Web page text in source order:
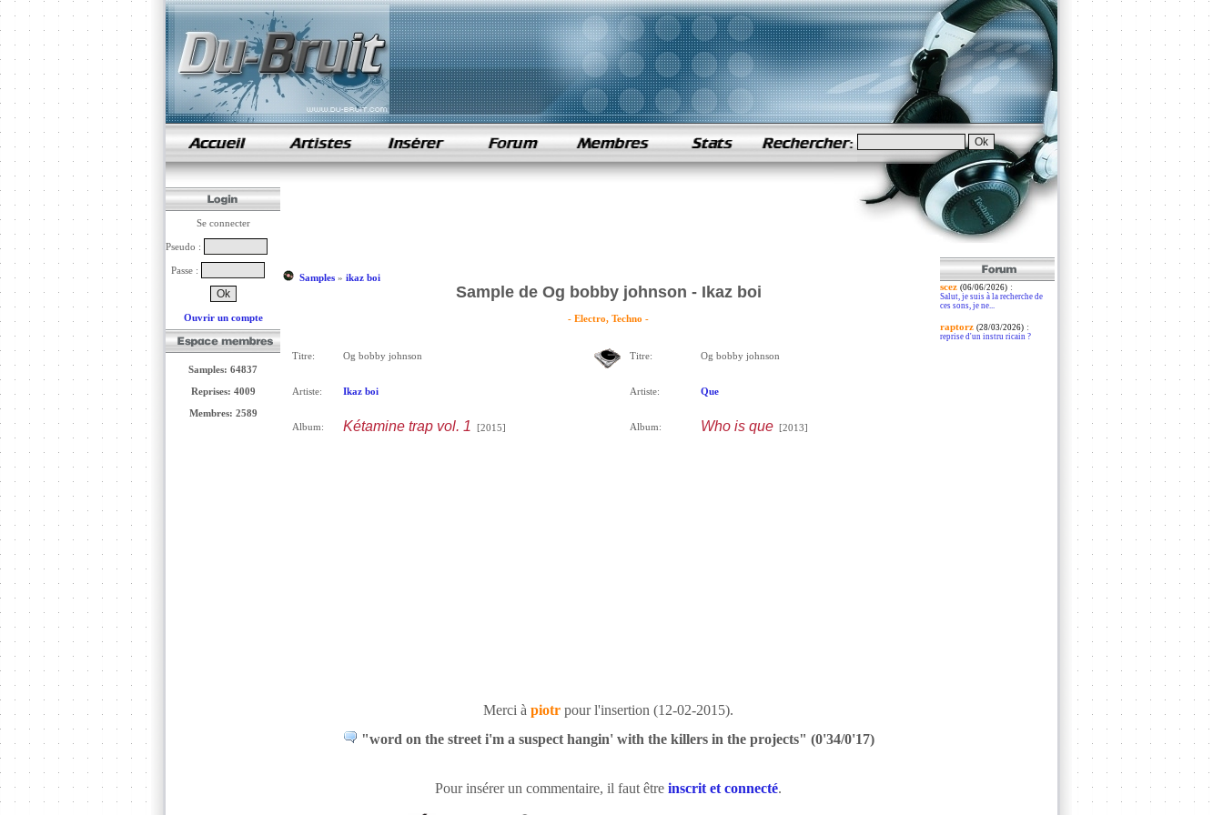
samples de rap
Se connecter
Pseudo :
Passe :
Ouvrir un compte
Samples: 64837
Reprises: 4009
Membres: 2589
Samples» ikaz boi
Sample de Og bobby johnson - Ikaz boi
- Electro, Techno -
Titre: Og bobby johnson
Artiste: Ikaz boi
Album: Kétamine trap vol. 1 [2015]
Titre: Og bobby johnson
Artiste: Que
Album: Who is que[2013]
Merci à piotr pour l'insertion (12-02-2015).
"word on the street i'm a suspect hangin' with the killers in the projects" (0'34/0'17)
Pour insérer un commentaire, il faut être inscrit et connecté.
scez (06/06/2026):
Salut, je suis à la recherche de
ces sons, je ne...
raptorz (28/03/2026):
reprise d'un instru ricain ?